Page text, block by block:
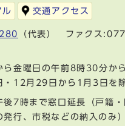
ル
交通アクセス
（代表） ファクス
金曜日の午前8時30分か
・12月29日から1月3日を除
後7時まで窓口延長（戸籍
行、市税などの納入のみ）